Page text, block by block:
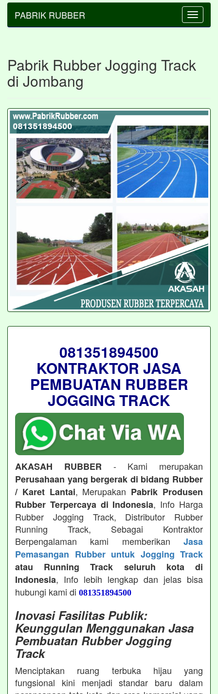
Toggle
PABRIK RUBBER
Pabrik Rubber Jogging Track
di Jombang
081351894500
KONTRAKTOR JASA
PEMBUATAN RUBBER
JOGGING TRACK
AKASAH RUBBER - Kami merupakan
Perusahaan yang bergerak di bidang Rubber
/ Karet Lantai, Merupakan Pabrik Produsen
Rubber Terpercaya di Indonesia, Info Harga
Rubber Jogging Track, Distributor Rubber
Running Track, Sebagai Kontraktor
Berpengalaman kami memberikan Jasa
Pemasangan Rubber untuk Jogging Track
atau Running Track seluruh kota di
Indonesia, Info lebih lengkap dan jelas bisa
hubungi kami di 081351894500
Inovasi Fasilitas Publik:
Keunggulan Menggunakan Jasa
Pembuatan Rubber Jogging
Track
Menciptakan ruang terbuka hijau yang
fungsional kini menjadi standar baru dalam